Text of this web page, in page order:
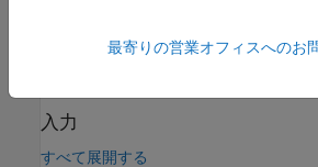
ブロックは、加えられた力がボディの
入力
すべて展開する
最寄りの営業オフィスへのお